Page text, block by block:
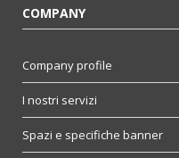
COMPANY
Company profile
I nostri servizi
Spazi e specifiche banner